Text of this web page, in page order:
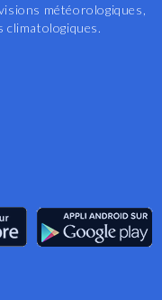
météorologiques,
climatologiques.